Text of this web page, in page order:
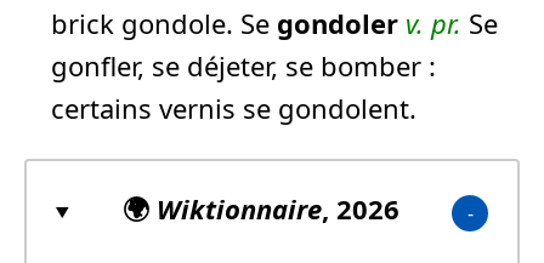
brick gondole. Se gondoler v. pr. Se
gonfler, se déjeter, se bomber :
certains vernis se gondolent.
🌍 Wiktionnaire, 2026